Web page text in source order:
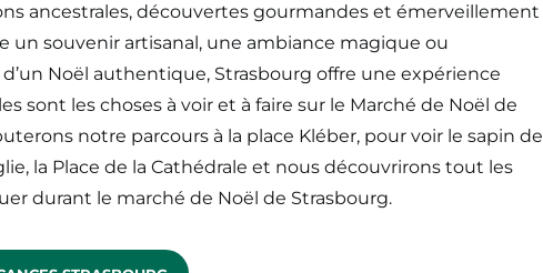
ancestrales, découvertes gourmandes et émerveillement
un souvenir artisanal, une ambiance magique ou
Noël authentique, Strasbourg offre une expérience
sont les choses à voir et à faire sur le Marché de Noël de
notre parcours à la place Kléber, pour voir le sapin de
la Place de la Cathédrale et nous découvrirons tout les
durant le marché de Noël de Strasbourg.